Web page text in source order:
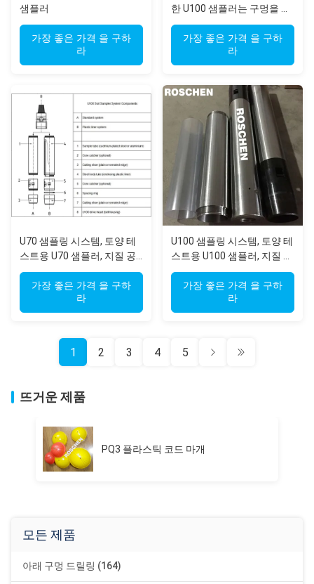
샘플러
가장 좋은 가격 을 구하
라
한 U100 샘플러는 구멍을 뚫
어 환경적 토양 시료를 위해
사용했습니다
가장 좋은 가격 을 구하
라
U70 샘플링 시스템, 토양 테
스트용 U70 샘플러, 지질 공
학 토양 샘플링
가장 좋은 가격 을 구하
라
U100 샘플링 시스템, 토양 테
스트용 U100 샘플러, 지질 공
학 샘플링 시추
가장 좋은 가격 을 구하
라
1 2 3 4 5
뜨거운 제품
PQ3 플라스틱 코드 마개
모든 제품
아래 구멍 드릴링 (164)